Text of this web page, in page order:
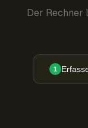
Der Rechner
1